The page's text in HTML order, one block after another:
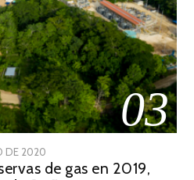
03
DE 2020
DE
de gas en 2019,